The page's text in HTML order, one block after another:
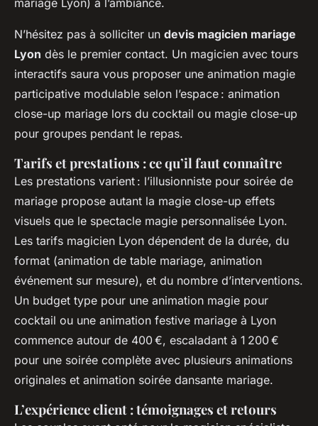
mariage Lyon) à l’ambiance.
N’hésitez pas à solliciter un devis magicien mariage
Lyon dès le premier contact. Un magicien avec tours
interactifs saura vous proposer une animation magie
participative modulable selon l’espace : animation
close-up mariage lors du cocktail ou magie close-up
pour groupes pendant le repas.
Tarifs et prestations : ce qu’il faut connaître
Les prestations varient : l’illusionniste pour soirée de
mariage propose autant la magie close-up effets
visuels que le spectacle magie personnalisée Lyon.
Les tarifs magicien Lyon dépendent de la durée, du
format (animation de table mariage, animation
événement sur mesure), et du nombre d’interventions.
Un budget type pour une animation magie pour
cocktail ou une animation festive mariage à Lyon
commence autour de 400 €, escaladant à 1 200 €
pour une soirée complète avec plusieurs animations
originales et animation soirée dansante mariage.
L’expérience client : témoignages et retours